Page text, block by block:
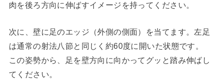
肉を後ろ方向に伸ばすイメージを持ってください。
次に、壁に足のエッジ（外側の側面）を当てます。左足
は通常の射法八節と同じく約60度に開いた状態です。
この姿勢から、足を壁方向に向かってグッと踏み伸ばし
てください。